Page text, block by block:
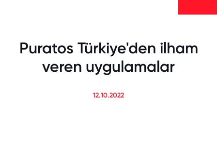
Puratos Türkiye'den ilham
veren uygulamalar
12.10.2022